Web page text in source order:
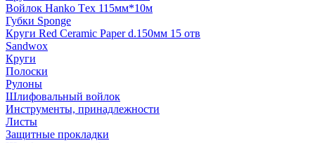
Войлок Hanko Tех 115мм*10м
Губки Sponge
Круги Red Ceramic Paper d.150мм 15 отв
Sandwox
Круги
Полоски
Рулоны
Шлифовальный войлок
Инструменты, принадлежности
Листы
Защитные прокладки